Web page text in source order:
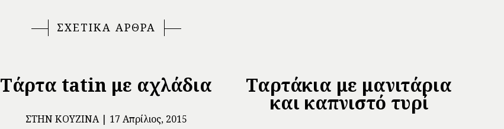
ΣΧΕΤΙΚΑ ΑΡΘΡΑ
Τάρτα tatin με αχλάδια
ΣΤΗΝ ΚΟΥΖΊΝΑ 17 Απρίλιος, 2015
Ταρτάκια με μανιτάρια
και καπνιστό τυρί